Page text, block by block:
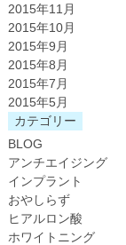
2015年11月
2015年10月
2015年9月
2015年8月
2015年7月
2015年5月
カテゴリー
BLOG
アンチエイジング
インプラント
おやしらず
ヒアルロン酸
ホワイトニング